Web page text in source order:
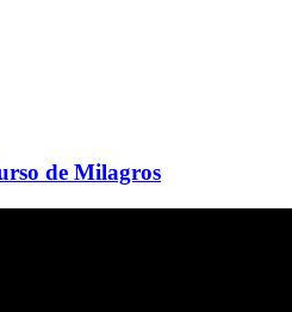
de Milagros